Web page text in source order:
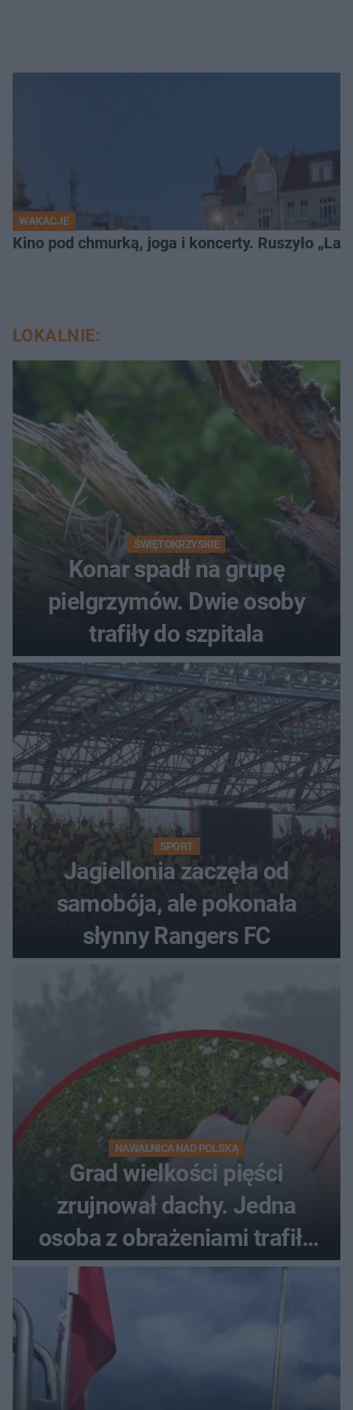
WAKACJE
Kino pod chmurką, joga i koncerty. Ruszyło
LOKALNIE:
ŚWIĘTOKRZYSKIE
Konar spadł na grupę
pielgrzymów. Dwie osoby
trafiły do szpitala
SPORT
Jagiellonia zaczęła od
samobója, ale pokonała
słynny Rangers FC
NAWAŁNICA NAD POLSKĄ
Grad wielkości pięści
zrujnował dachy. Jedna
osoba z obrażeniami trafiła
do szpitala